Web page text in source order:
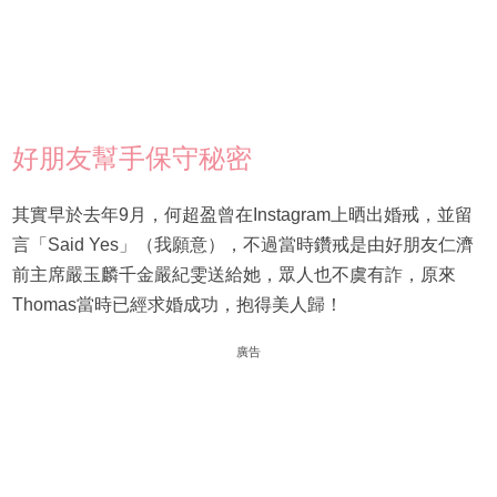
好朋友幫手保守秘密
其實早於去年9月，何超盈曾在Instagram上晒出婚戒，並留
言「Said Yes」（我願意），不過當時鑽戒是由好朋友仁濟
前主席嚴玉麟千金嚴紀雯送給她，眾人也不虞有詐，原來
Thomas當時已經求婚成功，抱得美人歸！
廣告